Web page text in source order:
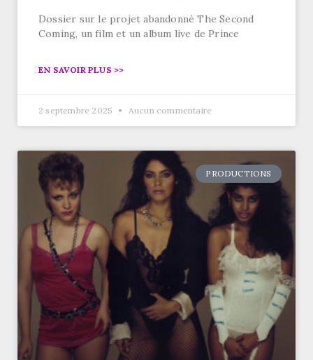
Dossier sur le projet abandonné The Second
Coming, un film et un album live de Prince
EN SAVOIR PLUS >>
2 septembre 2025 Aucun commentaire
PRODUCTIONS